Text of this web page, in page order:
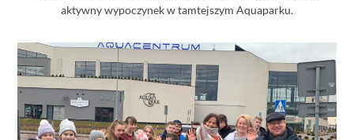
aktywny wypoczynek w tamtejszym Aquaparku.